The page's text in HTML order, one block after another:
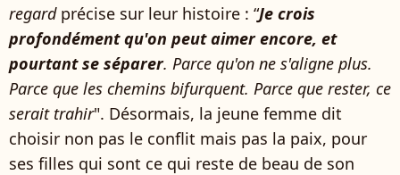
regard précise sur leur histoire : “Je crois
profondément qu'on peut aimer encore, et
pourtant se séparer. Parce qu'on ne s'aligne plus.
Parce que les chemins bifurquent. Parce que rester, ce
serait trahir". Désormais, la jeune femme dit
choisir non pas le conflit mais pas la paix, pour
ses filles qui sont ce qui reste de beau de son